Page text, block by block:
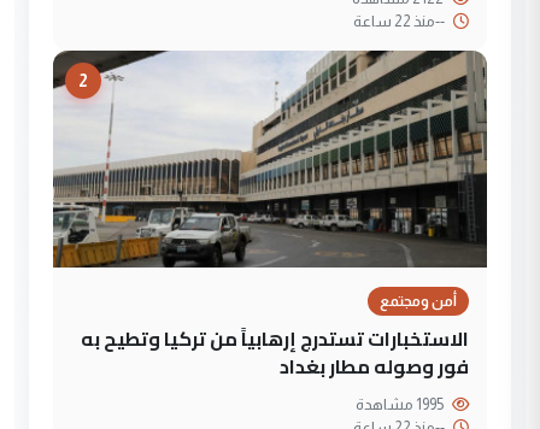
--منذ 22 ساعة
2
أمن ومجتمع
الاستخبارات تستدرج إرهابياً من تركيا وتطيح به
فور وصوله مطار بغداد